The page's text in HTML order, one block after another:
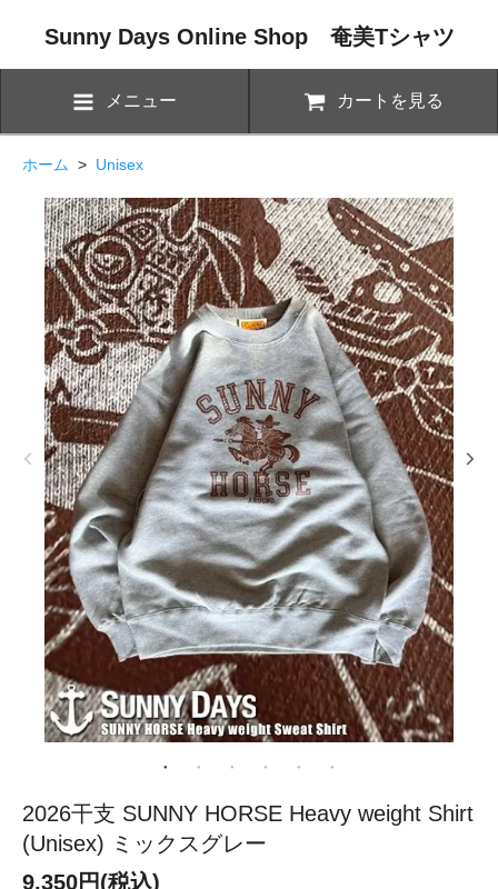
Sunny Days Online Shop 奄美Tシャツ
メニュー カートを見る
ホーム > Unisex
2026干支 SUNNY HORSE Heavy weight Shirt
(Unisex) ミックスグレー
9,350円(税込)